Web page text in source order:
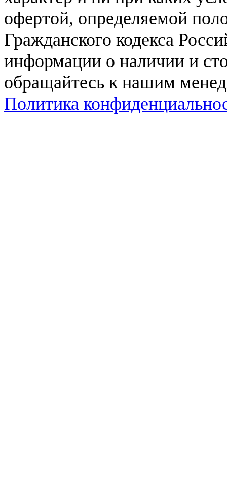
офертой, определяемой
Гражданского кодекса
информации о наличии и
обращайтесь к нашим
Политика